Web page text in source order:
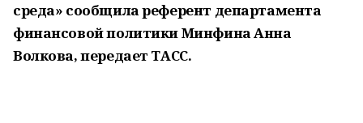
среда» сообщила референт департамента
финансовой политики Минфина Анна
Волкова, передает ТАСС.